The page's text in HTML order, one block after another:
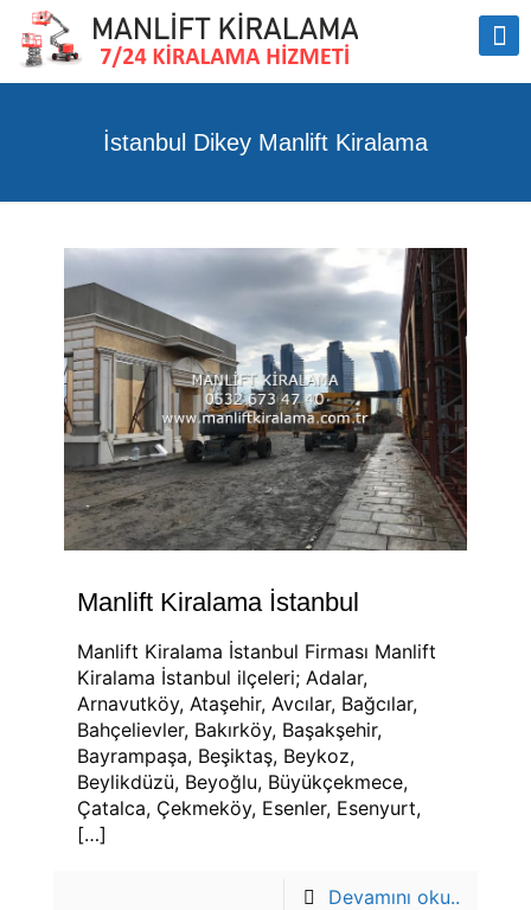
İstanbul Dikey Manlift Kiralama
Manlift Kiralama İstanbul
Manlift Kiralama İstanbul Firması Manlift
Kiralama İstanbul ilçeleri; Adalar,
Arnavutköy, Ataşehir, Avcılar, Bağcılar,
Bahçelievler, Bakırköy, Başakşehir,
Bayrampaşa, Beşiktaş, Beykoz,
Beylikdüzü, Beyoğlu, Büyükçekmece,
Çatalca, Çekmeköy, Esenler, Esenyurt,
[…]
Devamını oku..